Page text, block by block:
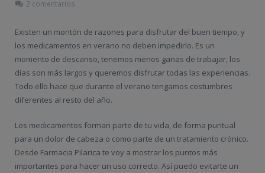
2 comentarios
Existen un montón de razones para disfrutar del buen tiempo, y
los medicamentos en verano no deben impedirlo. Es un
momento de descanso, tenemos menos ganas de trabajar, los
días son más largos y queremos disfrutar todas las experiencias.
Todo ello hace que durante el verano tengamos costumbres
diferentes al resto del año.
Los medicamentos forman parte de tu vida, de forma puntual
para un dolor de cabeza o como parte de un tratamiento crónico.
Desde Farmacia Pilarica te voy a mostrar los puntos más
importantes para hacer un uso correcto. Así puedo evitarte un